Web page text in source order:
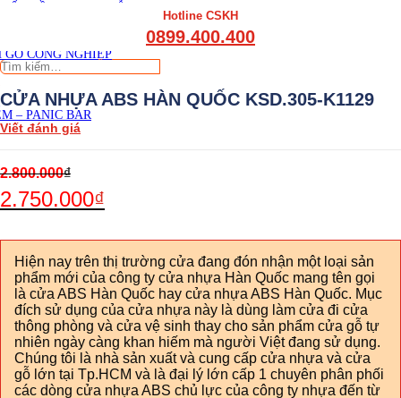
GỖ CÔNG NGHIỆP
– PANIC BAR
Hotline CSKH
0899.400.400
Tìm
CỬA NHỰA ABS HÀN QUỐC KSD.305-K1129
Viết đánh giá
2.800.000₫
2.750.000₫
Hiện nay trên thị trường cửa đang đón nhận một loại sản
phẩm mới của công ty cửa nhựa Hàn Quốc mang tên gọi
là cửa ABS Hàn Quốc hay cửa nhựa ABS Hàn Quốc. Mục
đích sử dụng của cửa nhựa này là dùng làm cửa đi cửa
thông phòng và cửa vệ sinh thay cho sản phẩm cửa gỗ tự
nhiên ngày càng khan hiếm mà người Việt đang sử dụng.
Chúng tôi là nhà sản xuất và cung cấp cửa nhựa và cửa
gỗ lớn tại Tp.HCM và là đại lý lớn cấp 1 chuyên phân phối
các dòng cửa nhựa ABS chủ lực của công ty nhựa đến từ